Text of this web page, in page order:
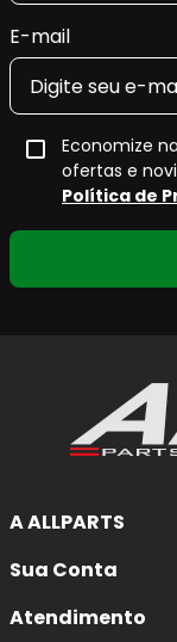
E-mail
Economize
ofertas e
Política de
A ALLPARTS
Sua Conta
Atendimento